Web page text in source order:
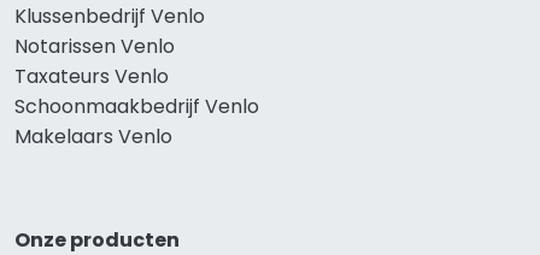
Klussenbedrijf Venlo
Notarissen Venlo
Taxateurs Venlo
Schoonmaakbedrijf Venlo
Makelaars Venlo
Onze producten